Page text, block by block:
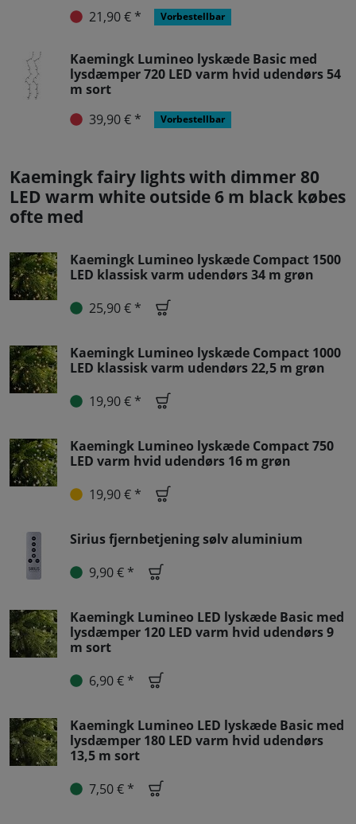
21,90 € * Vorbestellbar
Kaemingk Lumineo lyskæde Basic med
lysdæmper 720 LED varm hvid udendørs 54
m sort
39,90 € *
Vorbestellbar
Kaemingk fairy lights with dimmer 80
LED warm white outside 6 m black købes
ofte med
Kaemingk Lumineo lyskæde Compact 1500
LED klassisk varm udendørs 34 m grøn
25,90 € *
Kaemingk Lumineo lyskæde Compact 1000
LED klassisk varm udendørs 22,5 m grøn
19,90 € *
Kaemingk Lumineo lyskæde Compact 750
LED varm hvid udendørs 16 m grøn
19,90 € *
Sirius fjernbetjening sølv aluminium
9,90 € *
Kaemingk Lumineo LED lyskæde Basic med
lysdæmper 120 LED varm hvid udendørs 9
m sort
6,90 € *
Kaemingk Lumineo LED lyskæde Basic med
lysdæmper 180 LED varm hvid udendørs
13,5 m sort
7,50 € *